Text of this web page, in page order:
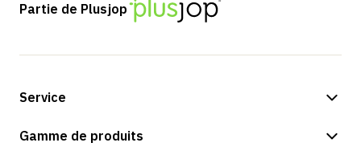
Partie de Plusjop
Service
Options de paiement
Gamme de produits